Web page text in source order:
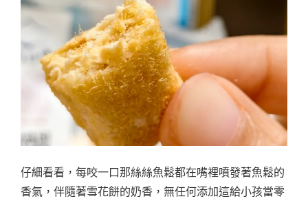
仔細看看，每咬一口那絲絲魚鬆都在嘴裡噴發著魚鬆的
香氣，伴隨著雪花餅的奶香，無任何添加這給小孩當零